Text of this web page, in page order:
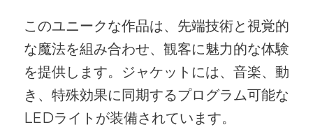
このユニークな作品は、先端技術と視覚的
な魔法を組み合わせ、観客に魅力的な体験
を提供します。ジャケットには、音楽、動
き、特殊効果に同期するプログラム可能な
LEDライトが装備されています。